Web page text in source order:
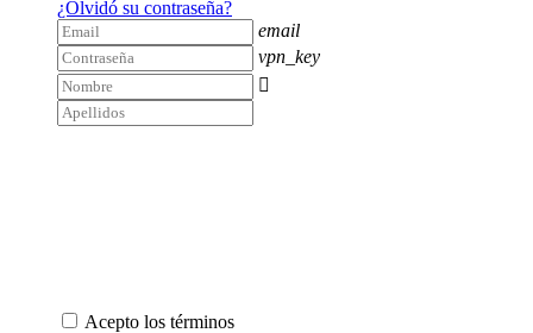
¿Olvidó su contraseña?
email
vpn_key

Acepto los términos